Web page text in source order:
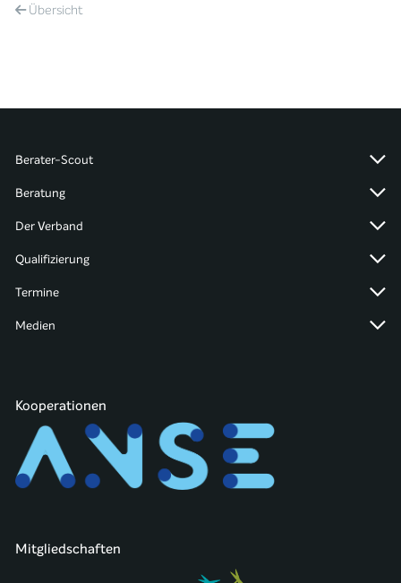
Übersicht
Berater-Scout
Beratung
Der Verband
Qualifizierung
Termine
Medien
Kooperationen
Mitgliedschaften